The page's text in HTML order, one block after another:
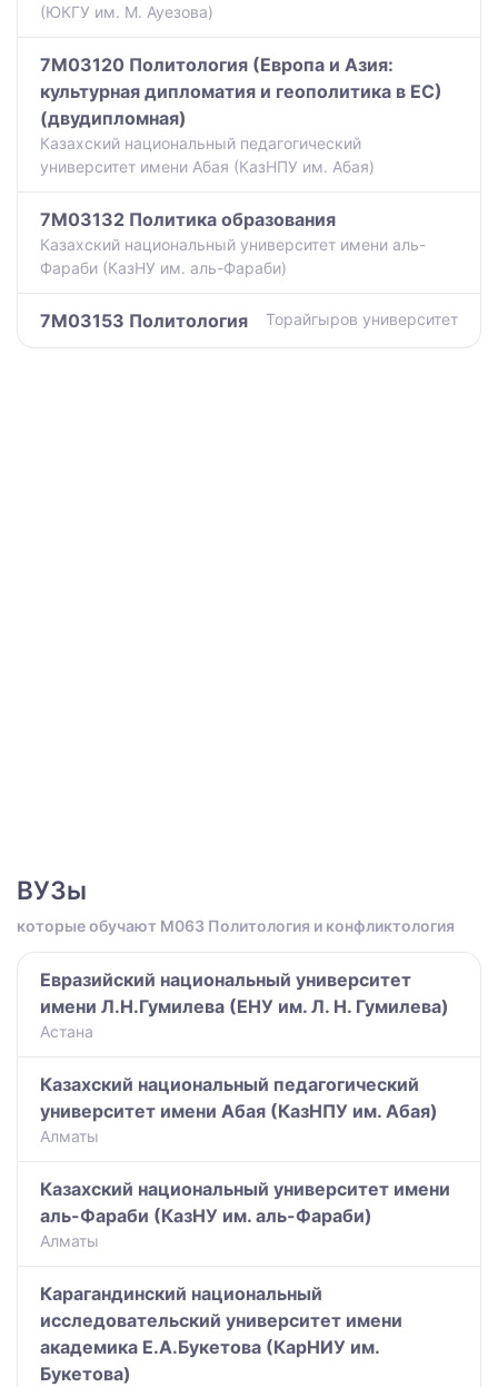
(ЮКГУ им. М. Ауезова)
7M03120 Политология (Европа и Азия:
культурная дипломатия и геополитика в ЕС)
(двудипломная)
Казахский национальный педагогический
университет имени Абая (КазНПУ им. Абая)
7M03132 Политика образования
Казахский национальный университет имени аль-
Фараби (КазНУ им. аль-Фараби)
7M03153 Политология Торайгыров университет
ВУЗы
которые обучают M063 Политология и конфликтология
Евразийский национальный университет
имени Л.Н.Гумилева (ЕНУ им. Л. Н. Гумилева)
Астана
Казахский национальный педагогический
университет имени Абая (КазНПУ им. Абая)
Алматы
Казахский национальный университет имени
аль-Фараби (КазНУ им. аль-Фараби)
Алматы
Карагандинский национальный
исследовательский университет имени
академика Е.А.Букетова (КарНИУ им.
Букетова)